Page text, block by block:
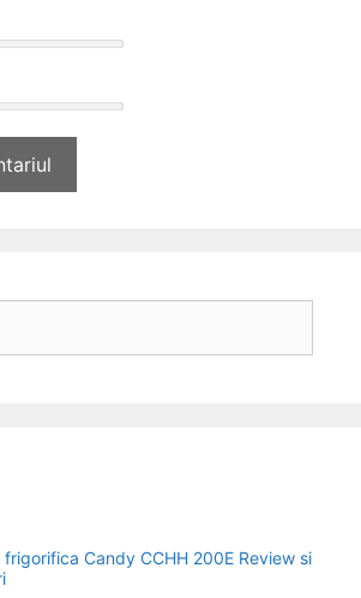
frigorifica Candy CCHH 200E Review si